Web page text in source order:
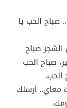
صباح الحب يا
صباح
صباح الحب
الحب.
معاي.. أرسلك